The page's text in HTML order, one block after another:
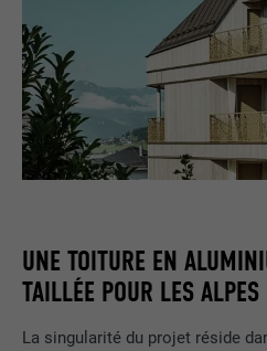
UNE TOITURE EN
TAILLÉE POUR LES ALPES
La singularité du projet réside